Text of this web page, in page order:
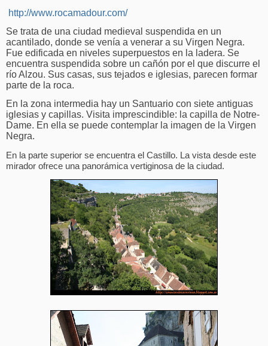
http://www.rocamadour.com/
Se trata de una ciudad medieval suspendida en un
acantilado, donde se venía a venerar a su Virgen Negra.
Fue edificada en niveles superpuestos en la ladera. Se
encuentra suspendida sobre un cañón por el que discurre el
río Alzou. Sus casas, sus tejados e iglesias, parecen formar
parte de la roca.
En la zona intermedia hay un Santuario con siete antiguas
iglesias y capillas. Visita imprescindible: la capilla de Notre-
Dame. En ella se puede contemplar la imagen de la Virgen
Negra.
En la parte superior se encuentra el Castillo. La vista desde este
mirador ofrece una panorámica vertiginosa de la ciudad.